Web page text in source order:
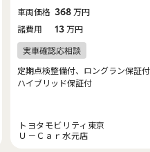
車両価格 368万円
諸費用
13万円
定期点検整備付、ロングラン保証
ハイブリッド保証付
トヨタモビリティ東京
Ｕ－Ｃａｒ水元店